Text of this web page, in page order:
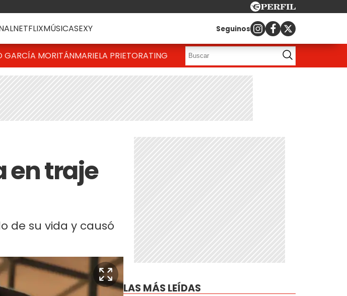
NETFLIXMÚSICASEXY Seguinos
GARCÍA MORITÁNMARIELA PRIETORATING
en traje
de su vida y causó
LAS MÁS LEÍDAS